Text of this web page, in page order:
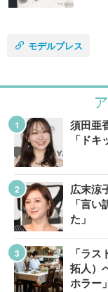
モデルプレス
須田亜
「ド
広末涼
「言
た」
「ラ
拓人）
ホラー